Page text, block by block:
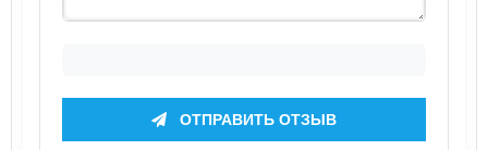
ОТПРАВИТЬ ОТЗЫВ